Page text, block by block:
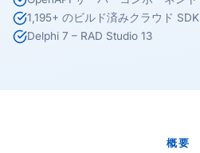
1,195+ のビルド済みクラウド SDK
Delphi 7 – RAD Studio 13
概要